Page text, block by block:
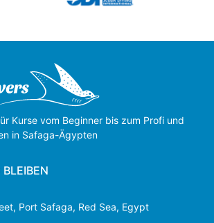
Kurse vom Beginner bis zum Profi und
in Safaga-Ägypten
Port Safaga, Red Sea, Egypt